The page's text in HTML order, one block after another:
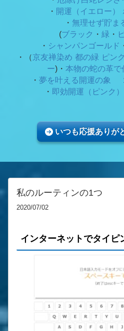
・ 開運（イエロー）
・ 無理せず貯ま
(ブラック ・ 緑 ・
・ シャンパンゴールド
・（京友禅染め 都の緑 ピン
ー)・ 本物の蛇の革で
・ 夢を叶える開運の象
・ 即効開運（ピンク
いつも応援あり
私のルーティンの1つ
2020/07/02
インターネットでタイピ